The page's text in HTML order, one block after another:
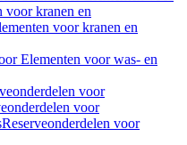
voor kranen en
voor kranen en
Elementen voor was- en
voor
voor
Reserveonderdelen voor